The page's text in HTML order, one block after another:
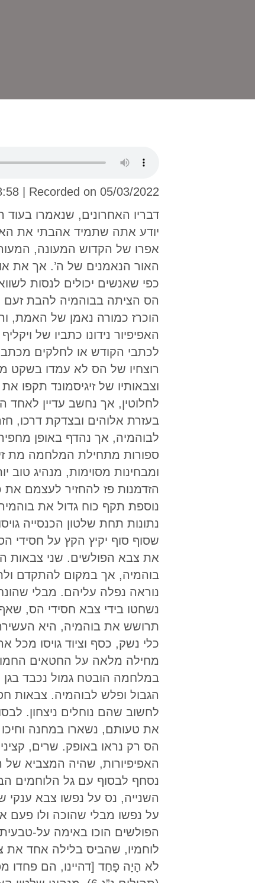
Recorded on 05/03/2022
דבריו האחרונים, שנאמרו בעוד
יודע אתה שתמיד אהבתי את
אפרו של הקדוש המעונה,
האור הנאמנים של ה’. אך את
כפי שאנשים יכולים לנסות
הס הציתה בבוהמיה להבת זעם
הוכרז כמורה נאמן של האמת,
האפיפיור נידונו כתביו של
לכתבי הקודש או לחלקים
רוצחיו של הס לא עמדו בשקט
וצבאותיו של זיגיסמונד
לחלוטין, אך נחשב עדיין לאחד
בעזרת אלוהים ובצדקת דרכו,
לבוהמיה, אך נהדף באופן
ספורות מתחילת המלחמה מת
ומבחינות מסוימות, מנהיג טוב
הזדמנות פז להחזיר לעצמם
נוספת תקף כוח גדול את
נתונות תחת שלטון הכנסייה
שסוף סוף יקיץ הקץ על חסידי
את צבא הפולשים. שני צבאות
בוהמיה, אך במקום להתקדם
נוראה נפלה עליהם. מבלי
נשחטו בידי צבא חסידי הס,
תרושש את בוהמיה, היא
כלי נשק, כסף וציוד גויסו מכל
מחילה מלאה על החטאים
במלחמה הובטח גמול נכבד
הגבול ופלש לבוהמיה. צבאות
לחשוב שהם נוחלים ניצחון.
את טעותם, נשארו במחנה
הס רק נראו באופק. שרים,
האפיפיורות, שהיה המצביא של
נסחף לבסוף עם גל הלוחמים
השנייה, נס על נפשו צבא ענקי
על נפשו מבלי שהוכה ולו פעם
הפולשים הוכו באימה על-
לוחמיו, שהביס בלילה אחד את
לֹא הָיָה פָחַד [דהיינו, הם פחדו